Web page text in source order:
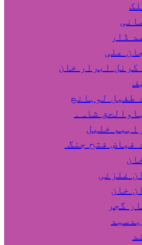
ڈار
علی
کرنل ابرار خان
طفیل لوہانچ
شاہ۔
خلیل
فیاض فتح جنگ
غلزئی
خان
گجر